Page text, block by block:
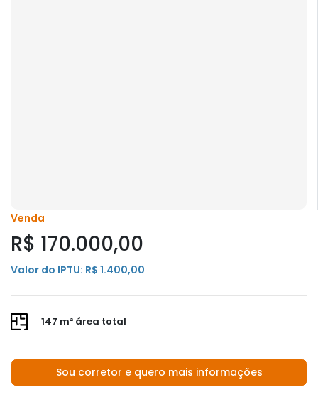
Venda
R$ 170.000,00
Valor do IPTU: R$ 1.400,00
147 m² área total
Sou corretor e quero mais informações